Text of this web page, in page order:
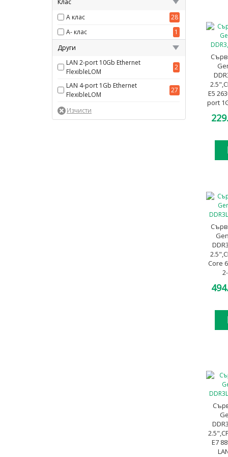
Клас
A клас
28
A- клас
1
Други
LAN 2-port 10Gb Ethernet
FlexibleLOM
2
LAN 4-port 1Gb Ethernet
FlexibleLOM
27
E5
port
Core
E7